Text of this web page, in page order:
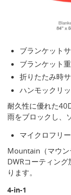
ブランケット
ブランケット
折りたたみ時
ハンモックリ
耐久性に優れた
雨をブロックし、
マイクロフリ
Mountain（マウン
DWRコーティン
ります。
4-in-1